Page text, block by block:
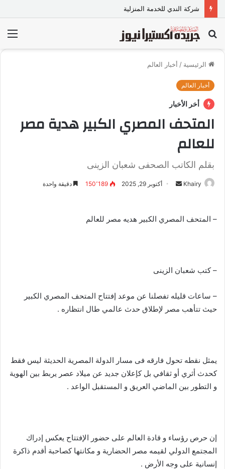
شركة الندي للخدمة المنزلية
بحث
عن
الرئيسية / أخبار العالم
أخبار العالم
أخر الأخبار
المتحف المصري الكبير هدية مصر
للعالم
بقلم الكاتب الصحفى شعبان الزينى
Khairy
ل
إ
ن
ي
ا
أكتوبر 29, 2025 150٬189 دقيقة واحدة
– المتحف المصري الكبير هديه مصر للعالم
– كتب شعبان الزينى
– ساعات قليله تفصلنا عن موعد إفتتاح المتحف المصري الكبير
حيث تتأهب مصر لإطلاق حدث عالمي طال انتظاره .
يمثل نقطه تحول فارقه فى مسار الدولة المصرية الحديثة ليس فقط
كحدث أثري أو ثقافي بل كإعلان جديد عن ميلاد عصر يربط بين الهوية
و التطور بين الماضي العريق و المستقبل الواعد .
إن حرص رؤساء و قادة العالم على حضور الإفتتاح يعكس إدراك
المجتمع الدولي لقيمه مصر الحضارية و مكانتها كصاحبة أقدم ذاكرة
إنسانية على وجه الأرض .